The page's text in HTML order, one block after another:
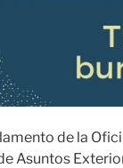
de la
Asuntos